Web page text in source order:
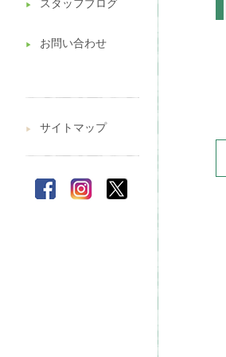
▶︎ スタッフブログ
▶︎ お問い合わせ
▶︎ サイトマップ